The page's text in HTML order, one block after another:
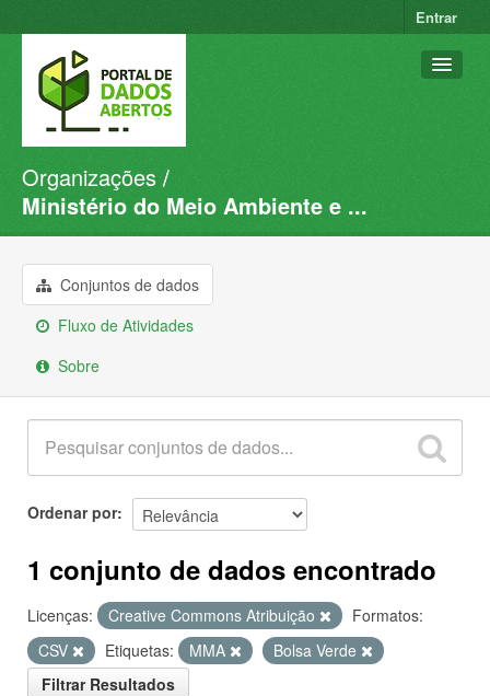
Entrar
Conjuntos de dados
Organizações
Sobre
Organizações
Ministério do Meio Ambiente e ...
Conjuntos de dados
Fluxo de Atividades
Sobre
Ordenar por
1 conjunto de dados encontrado
Licenças: Creative Commons Atribuição
Formatos:
CSV
Etiquetas: MMA
Bolsa Verde
Filtrar Resultados